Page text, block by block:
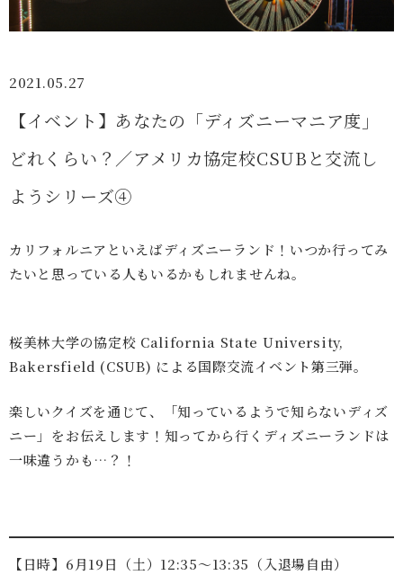
2021.05.27
【イベント】あなたの「ディズニーマニア度」
どれくらい？／アメリカ協定校CSUBと交流し
ようシリーズ④
カリフォルニアといえばディズニーランド！いつか行ってみ
たいと思っている人もいるかもしれませんね。
桜美林大学の協定校 California State University,
Bakersfield (CSUB) による国際交流イベント第三弾。
楽しいクイズを通じて、「知っているようで知らないディズ
ニー」をお伝えします！知ってから行くディズニーランドは
一味違うかも…？！
【日時】6月19日（土）12:35～13:35（入退場自由）